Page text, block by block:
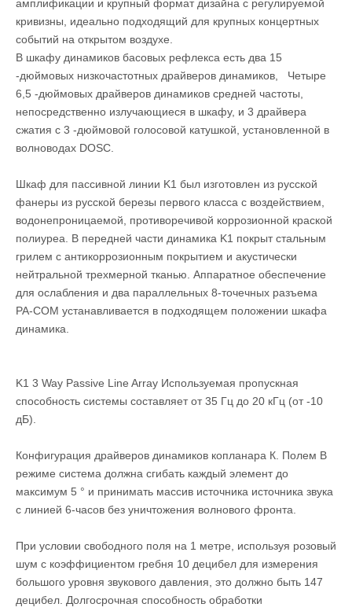
амплификации и крупный формат дизайна с регулируемой
кривизны, идеально подходящий для крупных концертных
событий на открытом воздухе.
В шкафу динамиков басовых рефлекса есть два 15
-дюймовых низкочастотных драйверов динамиков, Четыре
6,5 -дюймовых драйверов динамиков средней частоты,
непосредственно излучающиеся в шкафу, и 3 драйвера
сжатия с 3 -дюймовой голосовой катушкой, установленной в
волноводах DOSC.
Шкаф для пассивной линии K1 был изготовлен из русской
фанеры из русской березы первого класса с воздействием,
водонепроницаемой, противоречивой коррозионной краской
полиуреа. В передней части динамика K1 покрыт стальным
грилем с антикоррозионным покрытием и акустически
нейтральной трехмерной тканью. Аппаратное обеспечение
для ослабления и два параллельных 8-точечных разъема
PA-COM устанавливается в подходящем положении шкафа
динамика.
K1 3 Way Passive Line Array Используемая пропускная
способность системы составляет от 35 Гц до 20 кГц (от -10
дБ).
Конфигурация драйверов динамиков копланара К. Полем В
режиме система должна сгибать каждый элемент до
максимум 5 ° и принимать массив источника источника звука
с линией 6-часов без уничтожения волнового фронта.
При условии свободного поля на 1 метре, используя розовый
шум с коэффициентом гребня 10 децибел для измерения
большого уровня звукового давления, это должно быть 147
децибел. Долгосрочная способность обработки